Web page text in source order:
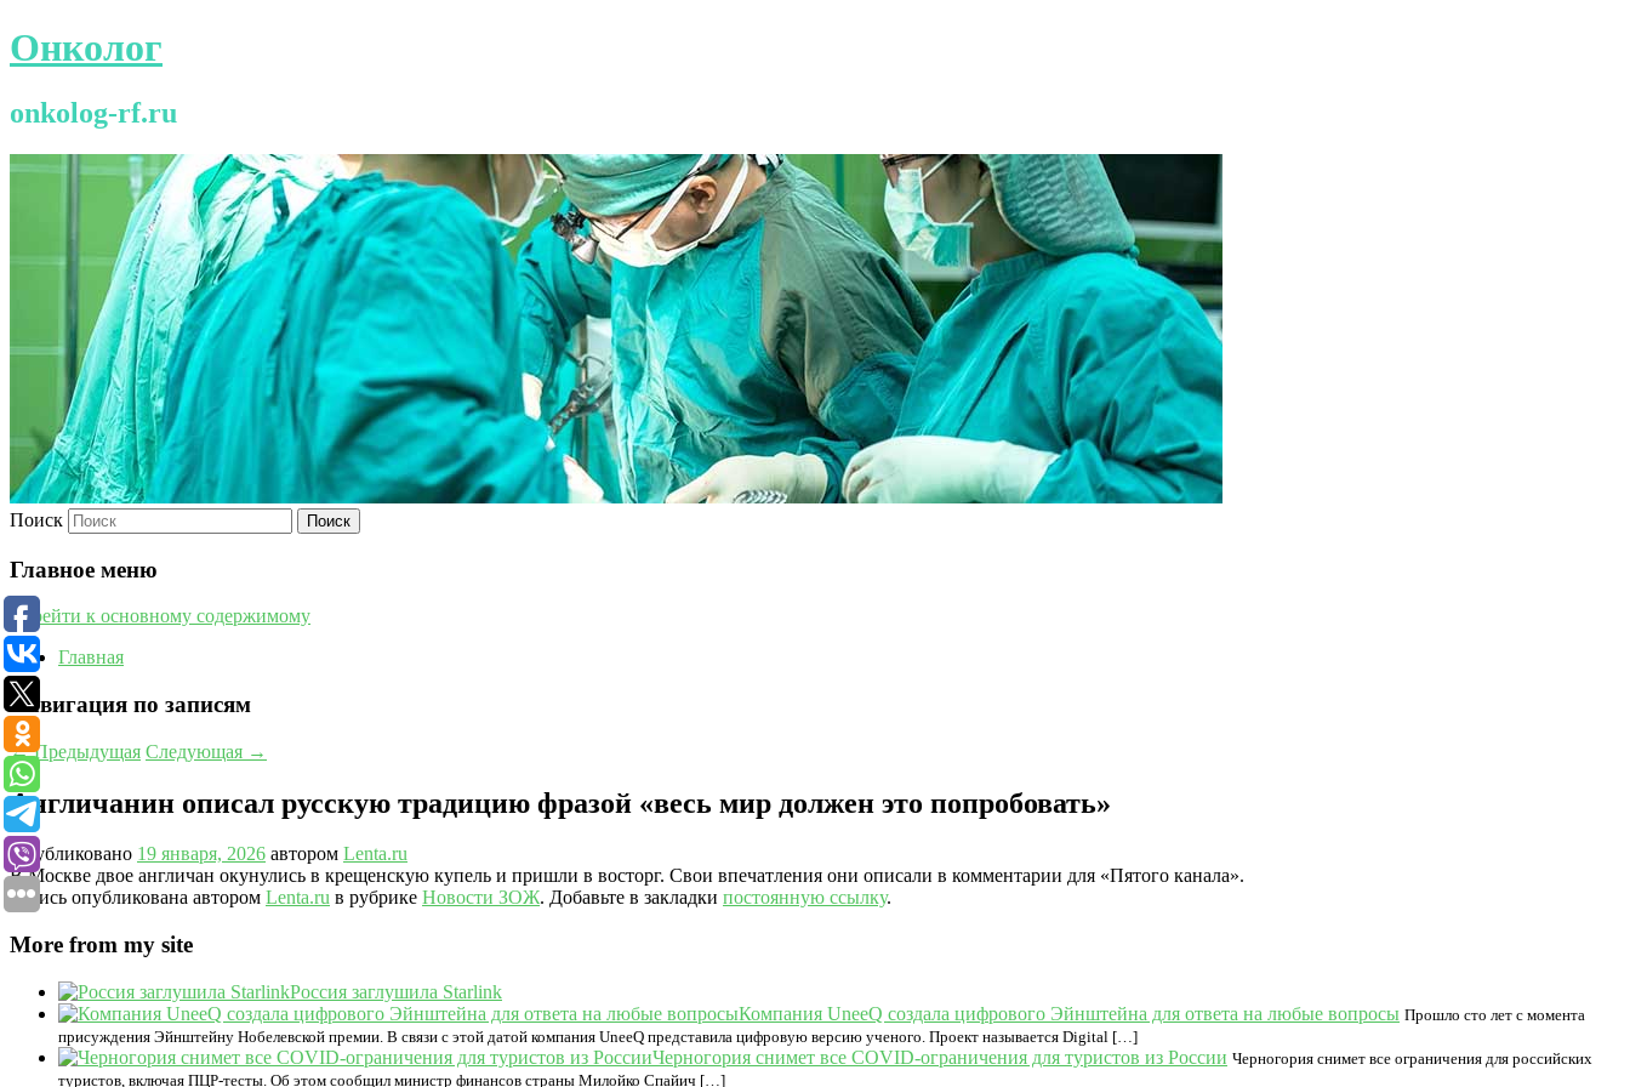
Онколог
onkolog-rf.ru
Поиск
Главное меню
Перейти к основному содержимому
Главная
Навигация по записям
←Предыдущая Следующая →
Англичанин описал русскую традицию фразой «весь мир должен это попробовать»
Опубликовано 19 января, 2026 автором Lenta.ru
В Москве двое англичан окунулись в крещенскую купель и пришли в восторг. Свои впечатления они описали в комментарии для «Пятого канала».
Запись опубликована автором Lenta.ru в рубрике Новости ЗОЖ. Добавьте в закладки постоянную ссылку.
More from my site
Россия заглушила Starlink
Компания UneeQ создала цифрового Эйнштейна для ответа на любые вопросы Прошло сто лет с момента
присуждения Эйнштейну Нобелевской премии. В связи с этой датой компания UneeQ представила цифровую версию ученого. Проект называется Digital […]
Черногория снимет все COVID-ограничения для туристов из России Черногория снимет все ограничения для российских
туристов, включая ПЦР-тесты. Об этом сообщил министр финансов страны Милойко Спайич […]